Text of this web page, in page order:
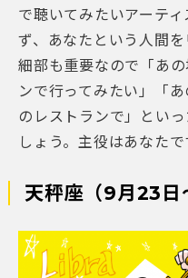
で聴いてみたいアーテ
ず、あなたという人間を
細部も重要なので「あ
ンで行ってみたい」「
のレストランで」とい
しょう。主役はあなたで
天秤座（9月23日